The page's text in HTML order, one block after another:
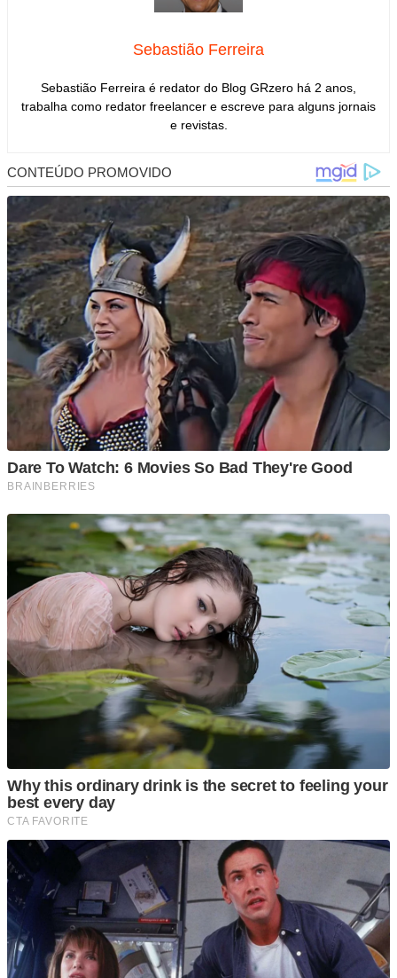
Sebastião Ferreira
Sebastião Ferreira é redator do Blog GRzero há 2 anos,
trabalha como redator freelancer e escreve para alguns jornais
e revistas.